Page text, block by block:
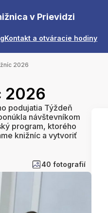
v Prievidzi
Kontakt a otváracie hodiny
2026
2026
podujatia Týždeň
návštevníkom
program, ktorého
knižníc a vytvoriť
40 fotografií